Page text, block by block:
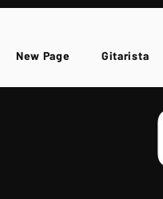
New Page Gitarista